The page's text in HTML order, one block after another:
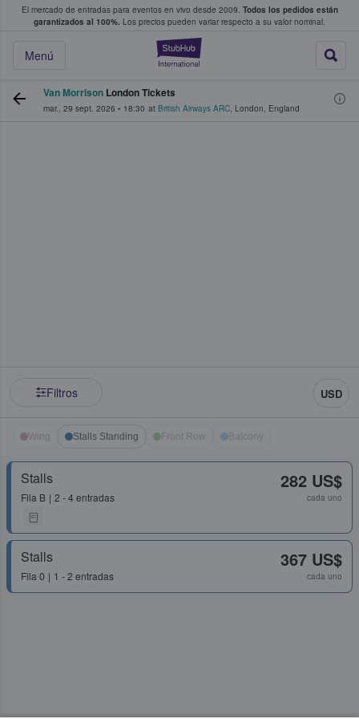
El mercado de entradas para eventos en vivo desde 2009. Todos los pedidos están
garantizados al 100%. Los precios pueden variar respecto a su valor nominal.
StubHub:
Menú
y venta de entradas entre fans
Van Morrison London Tickets
mar., 29 sept. 2026 • 18:30 at British Airways ARC, London, England
Filtros USD
Wing Stalls Standing Front Row Balcony
Stalls
Fila B 2 - 4 entradas
282 US$
cada uno
Stalls
Fila 0 1 - 2 entradas
367 US$
cada uno